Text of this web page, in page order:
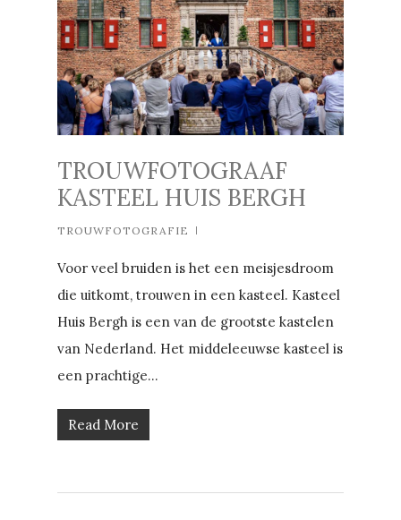
TROUWFOTOGRAAF
KASTEEL HUIS BERGH
TROUWFOTOGRAFIE
Voor veel bruiden is het een meisjesdroom
die uitkomt, trouwen in een kasteel. Kasteel
Huis Bergh is een van de grootste kastelen
van Nederland. Het middeleeuwse kasteel is
een prachtige...
Read More